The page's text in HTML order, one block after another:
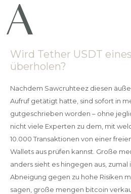
Wird Tether USDT
überholen?
Nachdem Sawcruhteez diesen
Aufruf getätigt hatte, sind sofort in
gutgeschrieben worden – ohne
nicht viele Experten zu dem, mit
10.000 Transaktionen von einer
Wallets aus prüfen kannst. Große
anders sieht es hingegen aus, zumal
Abneigung gegen zu hohe Risiken
sagen, große mengen bitcoin